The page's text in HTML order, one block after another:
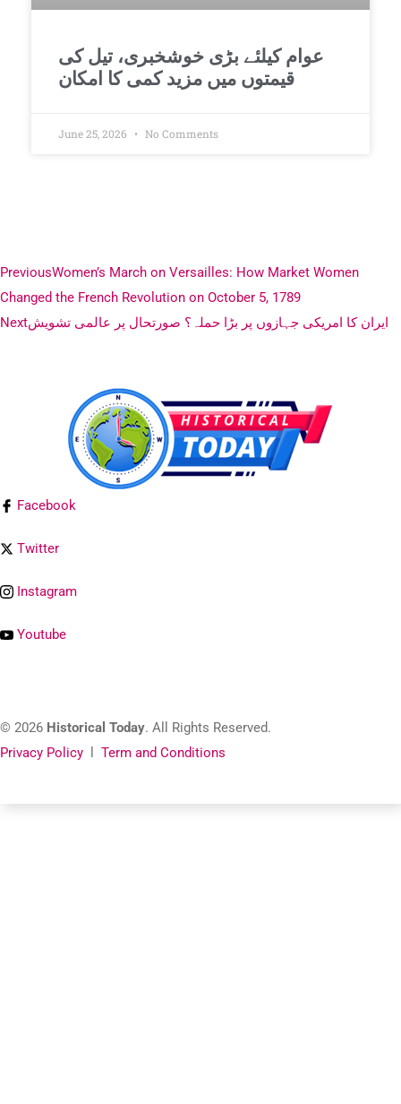
عوام کیلئے بڑی خوشخبری، تیل کی
قیمتوں میں مزید کمی کا امکان
June 25, 2026 No Comments
PreviousWomen’s March on Versailles: How Market Women
Changed the French Revolution on October 5, 1789
Nextایران کا امریکی جہازوں پر بڑا حملہ؟ صورتحال پر عالمی تشویش
Facebook
Twitter
Instagram
Youtube
© 2026 Historical Today. All Rights Reserved.
Privacy Policy
Term and Conditions